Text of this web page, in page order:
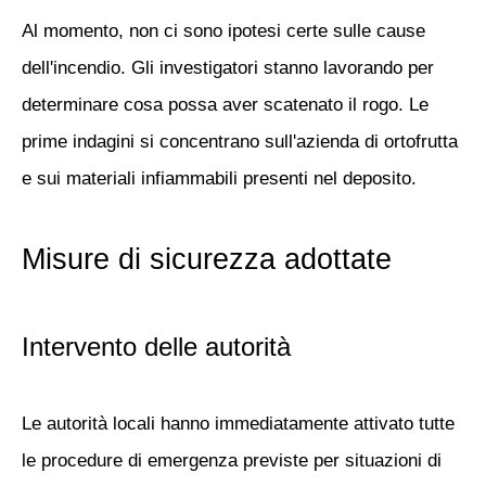
Al momento, non ci sono ipotesi certe sulle cause
dell'incendio. Gli investigatori stanno lavorando per
determinare cosa possa aver scatenato il rogo. Le
prime indagini si concentrano sull'azienda di ortofrutta
e sui materiali infiammabili presenti nel deposito.
Misure di sicurezza adottate
Intervento delle autorità
Le autorità locali hanno immediatamente attivato tutte
le procedure di emergenza previste per situazioni di